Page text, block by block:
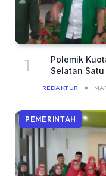
Polemik
Selatan
REDAKTUR
PEMERINTAH